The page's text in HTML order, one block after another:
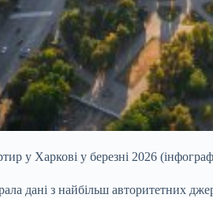
у Харкові у березні 2026
дані з найбільш авторитетних